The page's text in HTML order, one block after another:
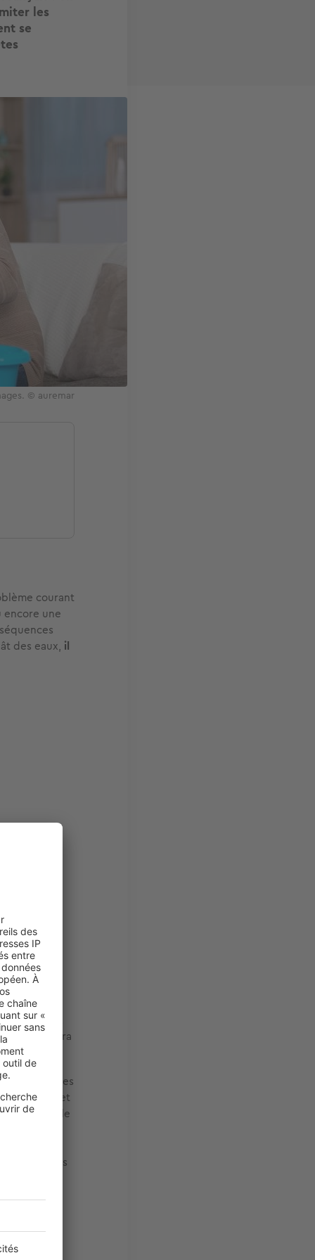
les
se
© auremar
courant
encore une
des eaux, il
Dans ce
au
risque
est de
ou d’un
vous
les
les
ci est
vous.
sera
Si vous êtes
et
fuite semble
le dégât des
à